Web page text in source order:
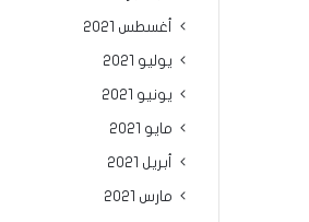
أغسطس 2021
يوليو 2021
يونيو 2021
مايو 2021
أبريل 2021
مارس 2021